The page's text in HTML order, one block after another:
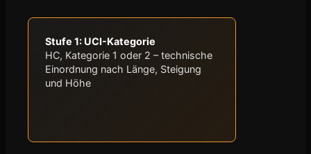
Stufe 1: UCI-Kategorie
HC, Kategorie 1 oder 2 – technische
Einordnung nach Länge, Steigung
und Höhe